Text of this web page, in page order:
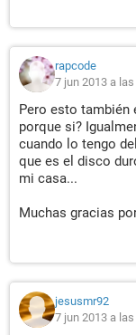
rapcode
7 jun 2013 a
Pero esto también
porque si?
cuando lo tengo
que es el disco
mi casa...
Muchas gracias
jesusmr92
7 jun 2013 a